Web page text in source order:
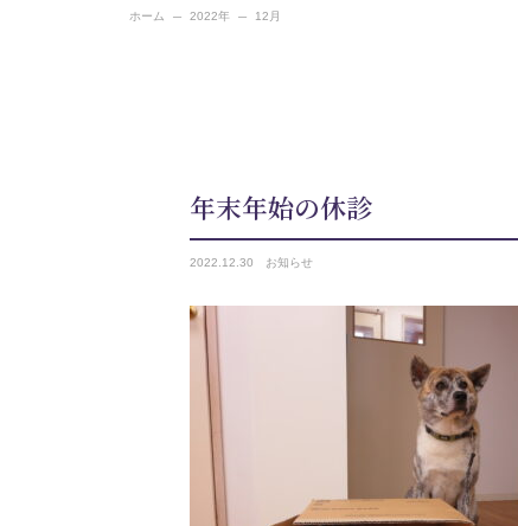
ホーム 2022年 12月
年末年始の休診
2022.12.30 お知らせ